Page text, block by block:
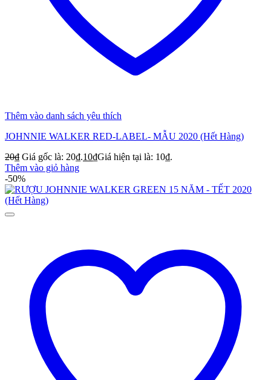
Thêm vào danh sách yêu thích
JOHNNIE WALKER RED-LABEL- MẪU 2020 (Hết Hàng)
20₫ Giá gốc là: 20₫.10₫Giá hiện tại là: 10₫.
Thêm vào giỏ hàng
-50%